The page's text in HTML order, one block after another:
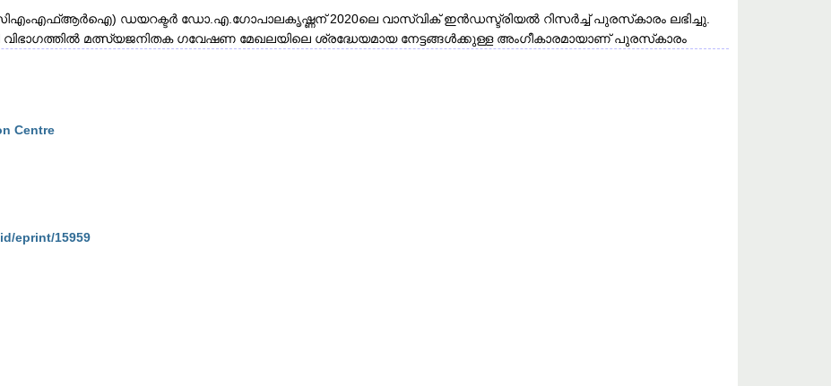
ഡയറക്ടർ ഡോ.എ.ഗോപാലകൃഷ്ണന് 2020ലെ വാസ്‌വിക് ഇൻഡസ്ട്രിയൽ റിസർച്ച് പുരസ്‌കാരം ലഭിച്ചു.
മത്സ്യജനിതക ഗവേഷണ മേഖലയിലെ ശ്രദ്ധേയമായ നേട്ടങ്ങൾക്കുള്ള അംഗീകാരമായാണ് പുരസ്‌കാരം
Centre
eprint/15959